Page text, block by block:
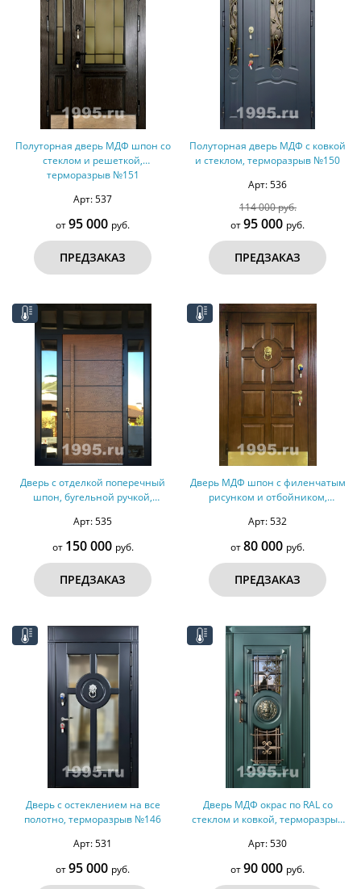
Полуторная дверь МДФ шпон со
стеклом и решеткой,
терморазрыв №151
Арт: 537
от95 000 руб.
ПРЕДЗАКАЗ
Полуторная дверь МДФ с ковкой
и стеклом, терморазрыв №150
Арт: 536
114 000 руб.
от95 000 руб.
ПРЕДЗАКАЗ
Дверь с отделкой поперечный
шпон, бугельной ручкой,
Арт: 535
от 150 000 руб.
ПРЕДЗАКАЗ
Дверь МДФ шпон с филенчатым
рисунком и отбойником,
Арт: 532
от80 000 руб.
ПРЕДЗАКАЗ
Дверь с остеклением на все
полотно, терморазрыв №146
Арт: 531
от95 000 руб.
Дверь МДФ окрас по RAL со
стеклом и ковкой, терморазрыв
Арт: 530
от90 000 руб.